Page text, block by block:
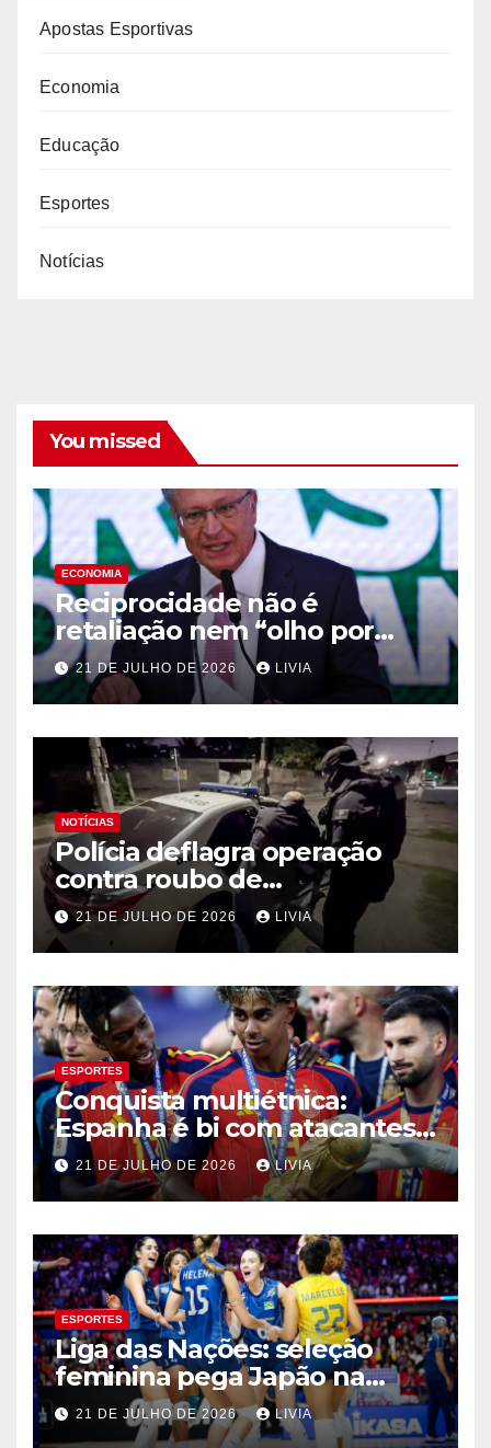
Apostas Esportivas
Economia
Educação
Esportes
Notícias
You missed
ECONOMIA
Reciprocidade não é
retaliação nem “olho por
olho”, diz Alckmin
21 DE JULHO DE 2026 LIVIA
NOTÍCIAS
Polícia deflagra operação
contra roubo de
medicamentos oncológicos
21 DE JULHO DE 2026 LIVIA
ESPORTES
Conquista multiétnica:
Espanha é bi com atacantes
filhos de imigrantes
21 DE JULHO DE 2026 LIVIA
ESPORTES
Liga das Nações: seleção
feminina pega Japão na
quarta em 1º mata-mata
21 DE JULHO DE 2026 LIVIA